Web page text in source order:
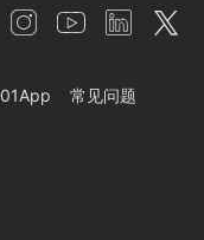
01App 常见问题